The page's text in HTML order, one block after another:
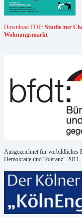
Download PDF: Studio zur
Wohnungsmarkt
Ausgezeichnet für vorbildliches
Demokratie und Toleranz" 2011